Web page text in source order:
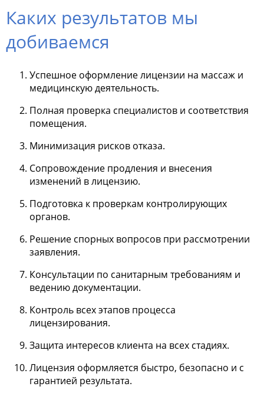
Каких результатов мы
добиваемся
Успешное оформление лицензии на массаж и
медицинскую деятельность.
Полная проверка специалистов и соответствия
помещения.
Минимизация рисков отказа.
Сопровождение продления и внесения
изменений в лицензию.
Подготовка к проверкам контролирующих
органов.
Решение спорных вопросов при рассмотрении
заявления.
Консультации по санитарным требованиям и
ведению документации.
Контроль всех этапов процесса
лицензирования.
Защита интересов клиента на всех стадиях.
Лицензия оформляется быстро, безопасно и с
гарантией результата.